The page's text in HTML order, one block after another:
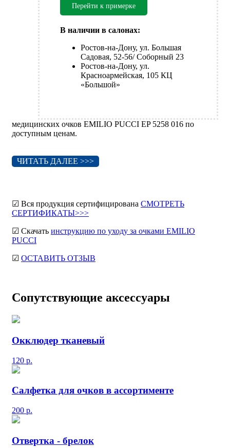
Перейти к примерке
В наличии в салонах:
Ростов-на-Дону, ул. Большая
Садовая, 52-56/ Соборный 23
Ростов-на-Дону, ул.
Красноармейская, 105 КЦ
«Большой»
медицинских очков EMILIO PUCCI EP 5258 016 по
доступным ценам.
ЧИТАТЬ ДАЛЕЕ >>>
☑ Вся продукция сертифицирована СМОТРЕТЬ
СЕРТИФИКАТЫ>>>
☑ Скачать инструкцию по уходу за очками EMILIO
PUCCI
☑ ОСТАВИТЬ ОТЗЫВ
Сопутствующие аксессуары
Окклюдер тканевый
120 р.
Салфетка для очков в ассортименте
200 р.
Отвертка - брелок